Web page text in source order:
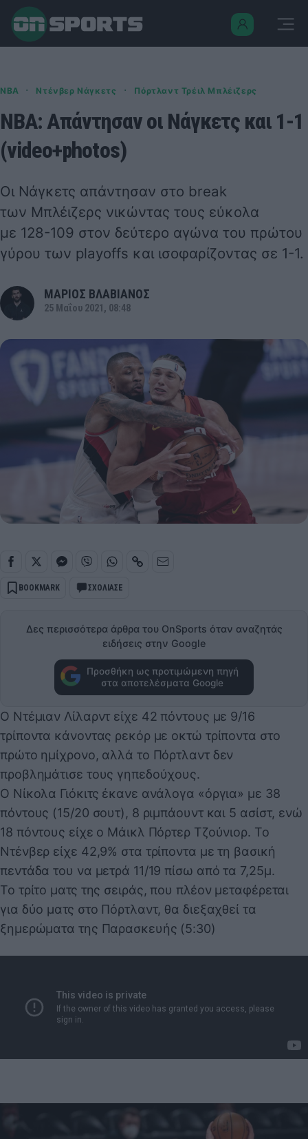
NBA · Ντένβερ Νάγκετς · Πόρτλαντ Τρέιλ Μπλέιζερς
NBA: Απάντησαν οι Νάγκετς και 1-1
(video+photos)
Οι Νάγκετς απάντησαν στο break
των Μπλέιζερς νικώντας τους εύκολα
με 128-109 στον δεύτερο αγώνα του πρώτου
γύρου των playoffs και ισοφαρίζοντας σε 1-1.
ΜΑΡΙΟΣ ΒΛΑΒΙΑΝΟΣ
25 Μαΐου 2021, 08:48
BOOKMARK ΣΧΟΛΙΑΣΕ
Δες περισσότερα άρθρα του OnSports όταν αναζητάς
ειδήσεις στην Google
Προσθήκη ως προτιμώμενη πηγή
στα αποτελέσματα Google
Ο Ντέμιαν Λίλαρντ είχε 42 πόντους με 9/16
τρίποντα κάνοντας ρεκόρ με οκτώ τρίποντα στο
πρώτο ημίχρονο, αλλά το Πόρτλαντ δεν
προβλημάτισε τους γηπεδούχους.
Ο Νίκολα Γιόκιτς έκανε ανάλογα «όργια» με 38
πόντους (15/20 σουτ), 8 ριμπάουντ και 5 ασίστ, ενώ
18 πόντους είχε ο Μάικλ Πόρτερ Τζούνιορ. Το
Ντένβερ είχε 42,9% στα τρίποντα με τη βασική
πεντάδα του να μετρά 11/19 πίσω από τα 7,25μ.
Το τρίτο ματς της σειράς, που πλέον μεταφέρεται
για δύο ματς στο Πόρτλαντ, θα διεξαχθεί τα
ξημερώματα της Παρασκευής (5:30)